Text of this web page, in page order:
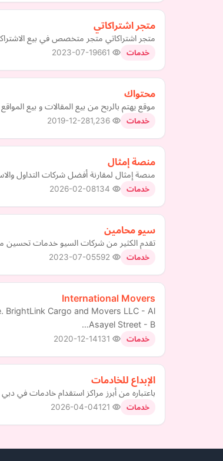
متجر اشتراكاتي
متجر اشتراكاتي متجر متخصص في بيع
خدمات 2023-07-19
محتواك
موقع يهتم بالربح من بيع المقالات و بيع
خدمات 2019-12-28
منصة إمثال
منصة إمثال لمقارنة أفضل شركات التداول
خدمات 2026-02-08
سيو محامين
تقدم الكثير من شركات السيو خدمات تحسين
خدمات 2023-07-05
International Movers
BrightLink Cargo and Movers LLC - Al
Asayel Street - B…
خدمات 2020-12-14
الإبداع للخادمات
باعتباره من أبرز مراكز استقدام خادمات في
خدمات 2026-04-04